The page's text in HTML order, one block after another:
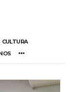
CULTURA